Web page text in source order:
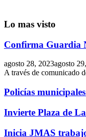
Lo mas visto
Confirma Guardia
agosto 28, 2023agosto
A través de comunicado
Policías
Invierte Plaza de
Inicia JMAS